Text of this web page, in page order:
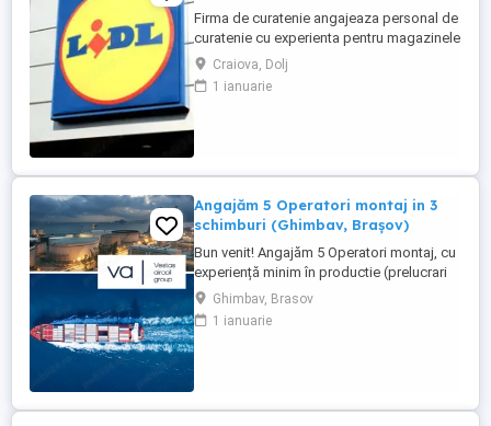
Firma de curatenie angajeaza personal de
curatenie cu experienta pentru magazinele
Lidl din Craiova. Program o zi cu o zi.
Personalul de curatenie va asigura:
curatarea aparatelor de reciclat sticle si
Craiova, Dolj
1 ianuarie
Angajăm 5 Operatori montaj in 3
schimburi (Ghimbav, Brașov)
Bun venit! Angajăm 5 Operatori montaj, cu
experiență minim în productie (prelucrari
prin aschiere). Căutăm persoane serioase,
dornice să învețe și să muncească, se va
oferi instruire la locul de muncă. Program:
Ghimbav, Brasov
1 ianuarie